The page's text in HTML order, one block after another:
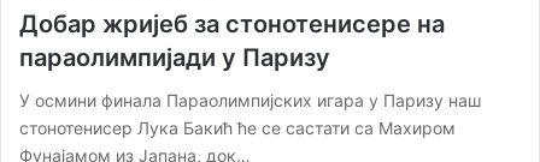
Добар жријеб за стонотенисере на
параолимпијади у Паризу
У осмини финала Параолимпијских игара у Паризу наш
стонотенисер Лука Бакић ће се састати са Махиром
Фунајамом из Јапана, док…